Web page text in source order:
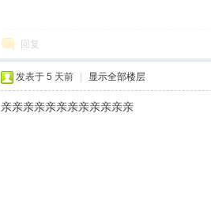
回复
发表于 5 天前 显示全部楼层
亲亲亲亲亲亲亲亲亲亲亲亲